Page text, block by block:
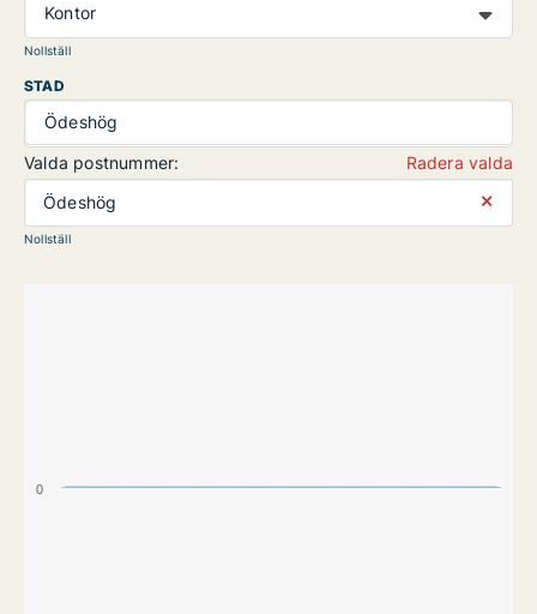
Kontor
Nollställ
STAD
Ödeshög
Valda postnummer:
Radera valda
Ödeshög
⨯
Nollställ
0